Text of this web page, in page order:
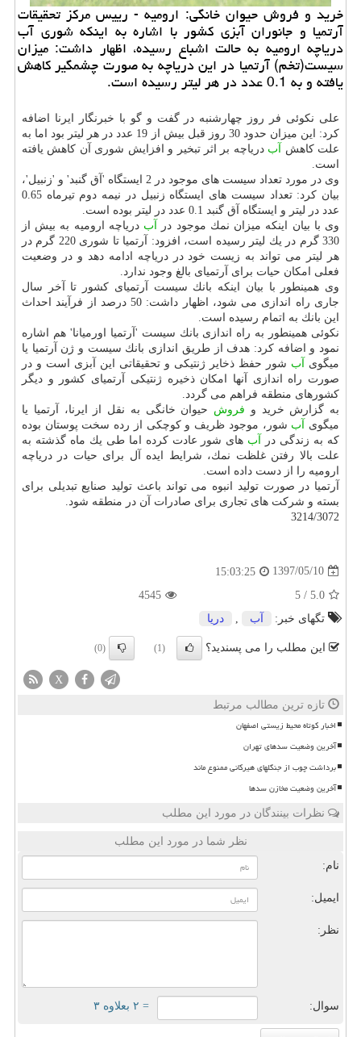
خرید و فروش حیوان خانگی: ارومیه - رییس مركز تحقیقات
آرتمیا و جانوران آبزی كشور با اشاره به اینكه شوری آب
دریاچه ارومیه به حالت اشباع رسیده، اظهار داشت: میزان
سیست(تخم) آرتمیا در این دریاچه به صورت چشمگیر كاهش
یافته و به 0.1 عدد در هر لیتر رسیده است.
علی نكوئی فر روز چهارشنبه در گفت و گو با خبرنگار ایرنا اضافه
كرد: این میزان حدود 30 روز قبل بیش از 19 عدد در هر لیتر بود اما به
علت كاهش آب دریاچه بر اثر تبخیر و افزایش شوری آن كاهش یافته
است.
وی در مورد تعداد سیست های موجود در 2 ایستگاه 'آق گنبد' و 'زنبیل'،
بیان كرد: تعداد سیست های ایستگاه زنبیل در نیمه دوم تیرماه 0.65
عدد در لیتر و ایستگاه آق گنبد 0.1 عدد در لیتر بوده است.
وی با بیان اینكه میزان نمك موجود در آب دریاچه ارومیه به بیش از
330 گرم در یك لیتر رسیده است، افزود: آرتمیا تا شوری 220 گرم در
هر لیتر می تواند به زیست خود در دریاچه ادامه دهد و در وضعیت
فعلی امكان حیات برای آرتمیای بالغ وجود ندارد.
وی همینطور با بیان اینكه بانك سیست آرتمیای كشور تا آخر سال
جاری راه اندازی می شود، اظهار داشت: 50 درصد از فرآیند احداث
این بانك به اتمام رسیده است.
نكوئی همینطور به راه اندازی بانك سیست 'آرتمیا اورمیانا' هم اشاره
نمود و اضافه كرد: هدف از طریق اندازی بانك سیست و ژن آرتمیا یا
میگوی آب شور حفظ ذخایر ژنتیكی و تحقیقاتی این آبزی است و در
صورت راه اندازی آنها امكان ذخیره ژنتیكی آرتمیای كشور و دیگر
كشورهای منطقه فراهم می گردد.
به گزارش خرید و فروش حیوان خانگی به نقل از ایرنا، آرتمیا یا
میگوی آب شور، موجود ظریف و كوچكی از رده سخت پوستان بوده
كه به زندگی در آب های شور عادت كرده اما طی یك ماه گذشته به
علت بالا رفتن غلظت نمك، شرایط ایده آل برای حیات در دریاچه
ارومیه را از دست داده است.
آرتمیا در صورت تولید انبوه می تواند باعث تولید صنایع تبدیلی برای
بسته و شركت های تجاری برای صادرات آن در منطقه شود.
3214/3072
1397/05/10
15:03:25
5.0
/
5
4545
تگهای خبر:
آب دریا
این مطلب را می پسندید؟ (1)
(0)
X
تازه ترین مطالب مرتبط
اخبار کوتاه محیط زیستی اصفهان
آخرین وضعیت سدهای تهران
برداشت چوب از جنگلهای هیرکانی ممنوع ماند
آخرین وضعیت مخازن سدها
نظرات بینندگان در مورد این مطلب
نظر شما در مورد این مطلب
نام:
ایمیل:
نظر:
سوال: = ۲ بعلاوه ۳